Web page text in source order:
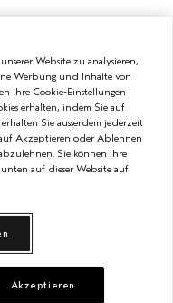
Website zu analysieren,
Werbung und Inhalte von
Ihre Cookie-Einstellungen
erhalten, indem Sie auf
Sie ausserdem jederzeit
Akzeptieren oder Ablehnen
Sie können Ihre
auf dieser Website auf
Akzeptieren